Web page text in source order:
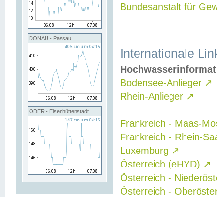
DONAU - Passau
ODER - Eisenhüttenstadt
Bundesanstalt für
Internationale
Bodensee-Anlieger ↗
Rhein-Anlieger ↗
Frankreich - Maas-
Frankreich - Rhein-
Luxemburg ↗
Österreich (eHYD) ↗
Österreich -
Österreich -